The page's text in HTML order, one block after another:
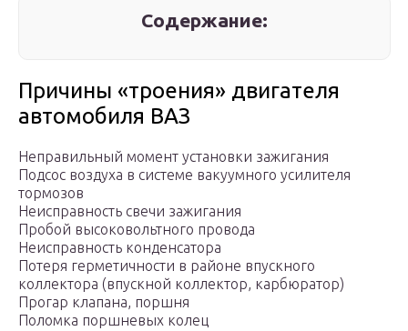
Содержание:
Причины «троения» двигателя
автомобиля ВАЗ
Неправильный момент установки зажигания
Подсос воздуха в системе вакуумного усилителя
тормозов
Неисправность свечи зажигания
Пробой высоковольтного провода
Неисправность конденсатора
Потеря герметичности в районе впускного
коллектора (впускной коллектор, карбюратор)
Прогар клапана, поршня
Поломка поршневых колец